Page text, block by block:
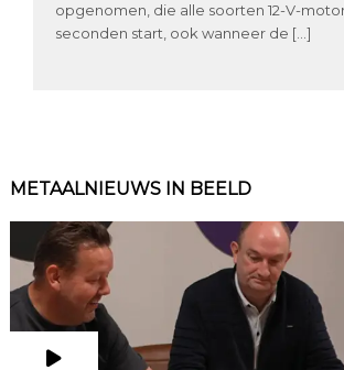
opgenomen, die alle soorten 12-V-
seconden start, ook wanneer de […]
METAALNIEUWS IN BEELD